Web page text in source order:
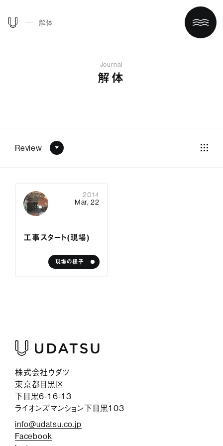
解体
Journal
解体
Review
2014
Mar, 22
工事スタート（現場）
現場の様子
株式会社ウダツ
東京都目黒区
下目黒6-16-13
ライオンズマンション下目黒103
info@udatsu.co.jp
Facebook
買う/借りる
リノベする
サービス紹介
ジャーナル